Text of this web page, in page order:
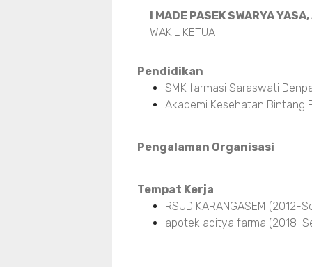
I MADE PASEK SWARYA
WAKIL KETUA
Pendidikan
SMK farmasi Saraswati
Akademi Kesehatan Bintang
Pengalaman Organisasi
Tempat Kerja
RSUD KARANGASEM (2012-
apotek aditya farma (2018-